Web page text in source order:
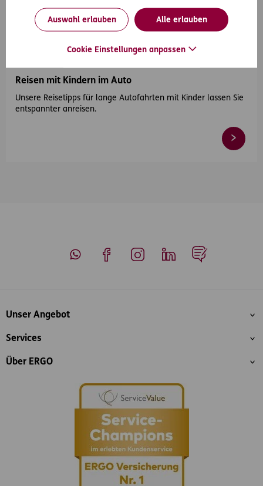
Auswahl erlauben Alle erlauben
Cookie Einstellungen anpassen
Reisen mit Kindern im Auto
Unsere Reisetipps für lange Autofahrten mit Kinder lassen Sie
entspannter anreisen.
Inhaltsübersicht
Unser Angebot
Services
Über ERGO